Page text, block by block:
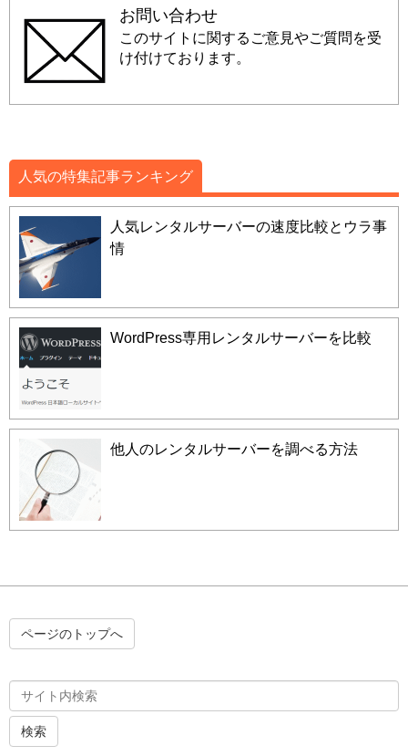
お問い合わせ
このサイトに関するご意見やご質問を受
け付けております。
人気の特集記事ランキング
人気レンタルサーバーの速度比較とウラ事
情
WordPress専用レンタルサーバーを比較
他人のレンタルサーバーを調べる方法
ページのトップへ
検索